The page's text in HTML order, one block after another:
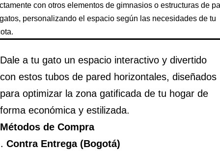
con otros elementos de gimnasios o estructuras de
personalizando el espacio según las necesidades de tu
Dale a tu gato un espacio interactivo y divertido
con estos tubos de pared horizontales, diseñados
para optimizar la zona gatificada de tu hogar de
forma económica y estilizada.
Métodos de Compra
Contra Entrega (Bogotá)